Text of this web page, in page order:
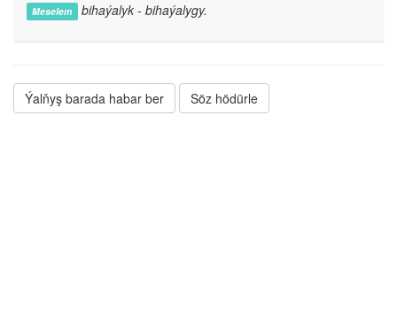
Meselem bihaýalyk - bihaýalygy.
Ýalňyş barada habar ber Söz hödürle